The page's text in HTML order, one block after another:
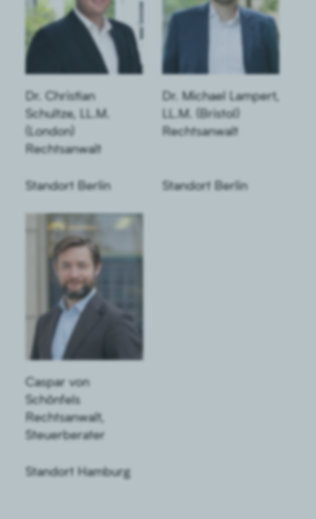
Dr. Christian
Schultze, LL.M.
(London)
Rechtsanwalt
Standort Berlin
Dr. Michael Lampert,
LL.M. (Bristol)
Rechtsanwalt
Standort Berlin
Caspar von
Schönfels
Rechtsanwalt,
Steuerberater
Standort Hamburg